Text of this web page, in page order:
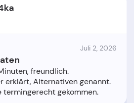
Juli 2, 2026
freundlich.
erklärt, Alternativen genannt.